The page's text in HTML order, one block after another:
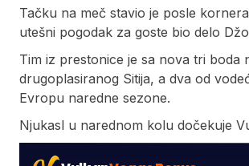
Tačku na meč stavio je posle
utešni pogodak za goste bio delo
Tim iz prestonice je sa nova tri boda
drugoplasiranog Sitija, a dva od
Evropu naredne sezone.
Njukasl u narednom kolu dočekuje